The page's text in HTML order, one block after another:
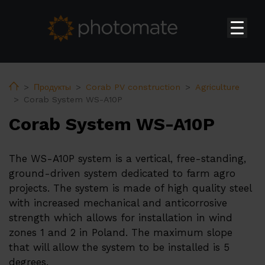
HomeПродукты Corab PV construction
Agriculture
Corab System WS-A10P
Corab System WS-A10P
The WS-A10P system is a vertical, free-standing,
ground-driven system dedicated to farm agro
projects. The system is made of high quality steel
with increased mechanical and anticorrosive
strength which allows for installation in wind
zones 1 and 2 in Poland. The maximum slope
that will allow the system to be installed is 5
degrees.
Продукты
Бытовые инверторы Huawei
Инверторы Huawei коммерческого и промышленного
Системы накопления энергии Huawei
Трансформаторные подстанции Huawei
Аксессуары Huawei
Зарядные устройства Huawei для электромобилей
PV constructions